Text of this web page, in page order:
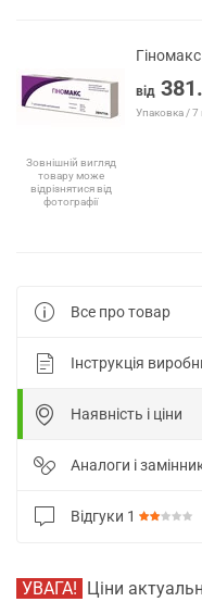
Зовнішній вигляд
товару може
відрізнятися від
фотографії
від
Упаковка / 7
Все про товар
Інструкція
Наявність і ціни
Аналоги і
Відгуки 1
УВАГА! Ціни